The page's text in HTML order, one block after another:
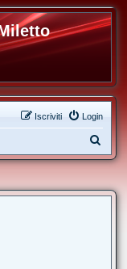
Login
Iscriviti
e
c